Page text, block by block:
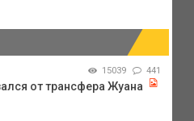
15039 441
от трансфера Жуана